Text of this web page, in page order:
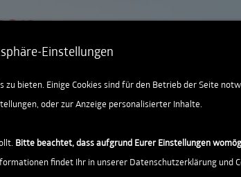
Einstellungen
bieten. Einige Cookies sind für den Betrieb der Seite
oder zur Anzeige personalisierter Inhalte.
Bitte beachtet, dass aufgrund Eurer Einstellungen
findet Ihr in unserer Datenschutzerklärung und